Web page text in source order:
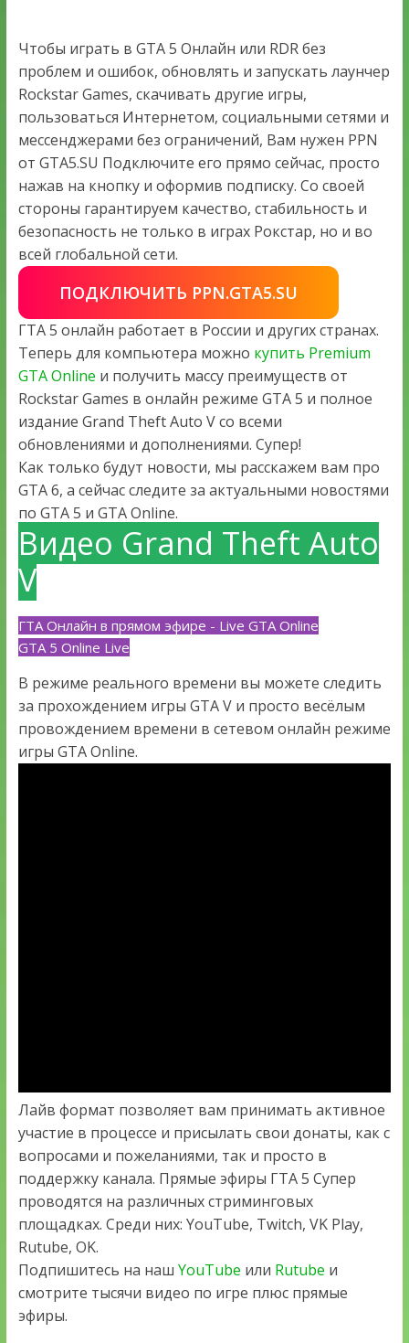
Чтобы играть в GTA 5 Онлайн или RDR без
проблем и ошибок, обновлять и запускать лаунчер
Rockstar Games, скачивать другие игры,
пользоваться Интернетом, социальными сетями и
мессенджерами без ограничений, Вам нужен PPN
от GTA5.SU Подключите его прямо сейчас, просто
нажав на кнопку и оформив подписку. Со своей
стороны гарантируем качество, стабильность и
безопасность не только в играх Рокстар, но и во
всей глобальной сети.
ПОДКЛЮЧИТЬ PPN.GTA5.SU
ГТА 5 онлайн работает в России и других странах.
Теперь для компьютера можно купить Premium
GTA Online и получить массу преимуществ от
Rockstar Games в онлайн режиме GTA 5 и полное
издание Grand Theft Auto V со всеми
обновлениями и дополнениями. Супер!
Как только будут новости, мы расскажем вам про
GTA 6, а сейчас следите за актуальными новостями
по GTA 5 и GTA Online.
Видео Grand Theft Auto
V
ГТА Онлайн в прямом эфире - Live GTA Online
GTA 5 Online Live
В режиме реального времени вы можете следить
за прохождением игры GTA V и просто весёлым
провождением времени в сетевом онлайн режиме
игры GTA Online.
Лайв формат позволяет вам принимать активное
участие в процессе и присылать свои донаты, как с
вопросами и пожеланиями, так и просто в
поддержку канала. Прямые эфиры ГТА 5 Супер
проводятся на различных стриминговых
площадках. Среди них: YouTube, Twitch, VK Play,
Rutube, OK.
Подпишитесь на наш YouTube или Rutube и
смотрите тысячи видео по игре плюс прямые
эфиры.